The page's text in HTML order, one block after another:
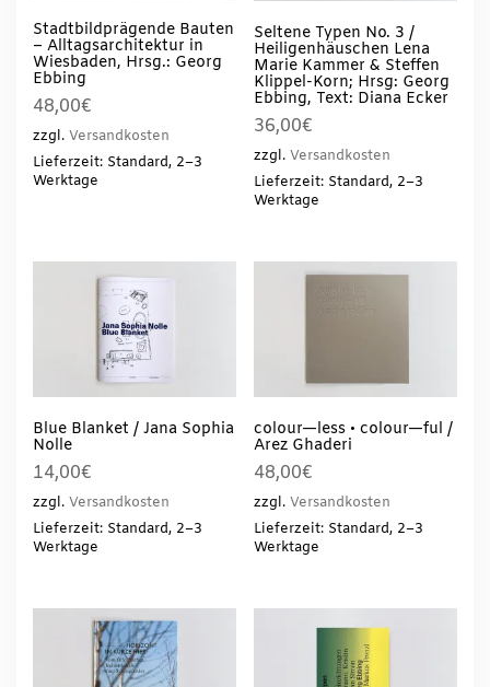
Stadtbildprägende Bauten
– Alltagsarchitektur in
Wiesbaden, Hrsg.: Georg
Ebbing
48,00€
zzgl. Versandkosten
Lieferzeit: Standard, 2–3
Werktage
Seltene Typen No. 3 /
Heiligenhäuschen Lena
Marie Kammer & Steffen
Klippel-Korn; Hrsg: Georg
Ebbing, Text: Diana Ecker
36,00€
zzgl. Versandkosten
Lieferzeit: Standard, 2–3
Werktage
Blue Blanket / Jana Sophia
Nolle
14,00€
zzgl. Versandkosten
Lieferzeit: Standard, 2–3
Werktage
colour—less • colour—ful /
Arez Ghaderi
48,00€
zzgl. Versandkosten
Lieferzeit: Standard, 2–3
Werktage